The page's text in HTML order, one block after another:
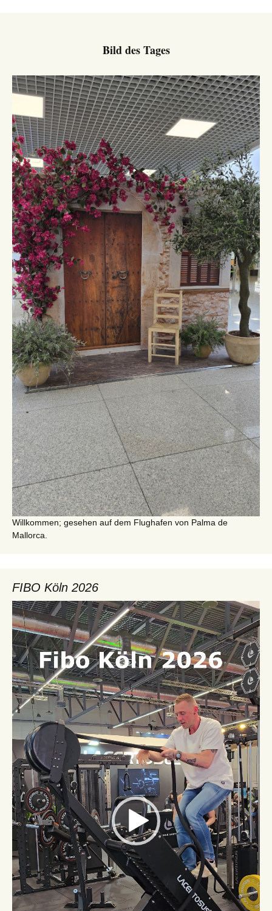
Bild des Tages
Willkommen; gesehen auf dem Flughafen von Palma de
Mallorca.
FIBO Köln 2026
Video-
Player